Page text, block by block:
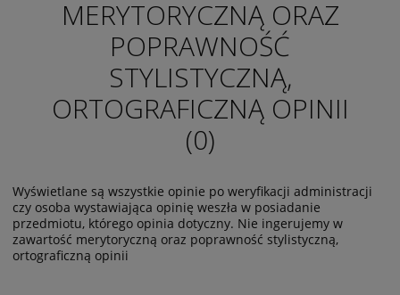
MERYTORYCZNĄ ORAZ
POPRAWNOŚĆ
STYLISTYCZNĄ,
ORTOGRAFICZNĄ OPINII
(0)
Wyświetlane są wszystkie opinie po weryfikacji administracji
czy osoba wystawiająca opinię weszła w posiadanie
przedmiotu, którego opinia dotyczny. Nie ingerujemy w
zawartość merytoryczną oraz poprawność stylistyczną,
ortograficzną opinii